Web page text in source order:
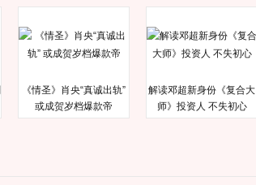
《情圣》肖央“真诚出轨”
或成贺岁档爆款帝
解读邓超新身份《复合大
师》投资人 不失初心